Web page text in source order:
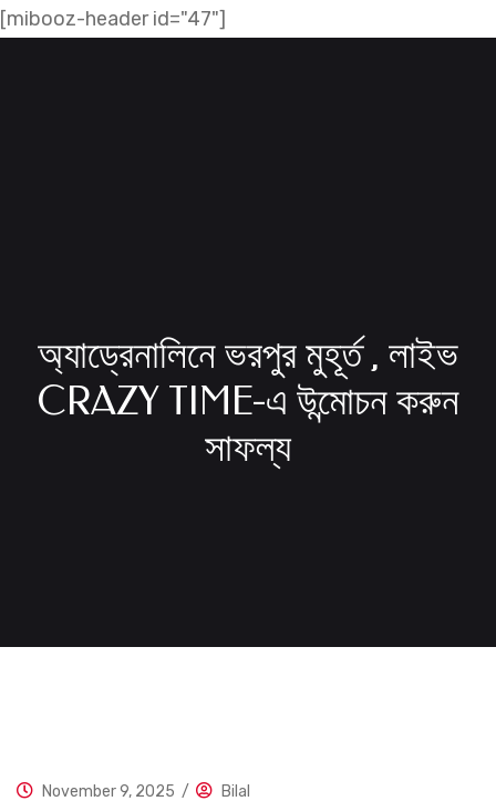
Skip
[mibooz-header id="47"]
অ্যাড্রেনালিনে ভরপুর মুহূর্ত , লাইভ
CRAZY TIME-এ উন্মোচন করুন
সাফল্য
November 9, 2025 / Bilal